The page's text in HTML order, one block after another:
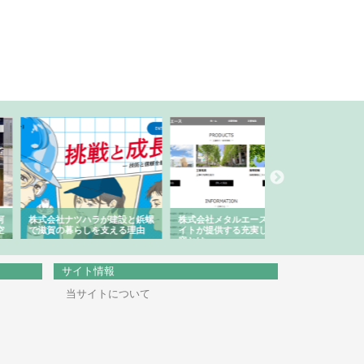
社ナツハラが建設と鋲螺
の暮らしを支える理由
株式会社メタルエースの企業サ
イトが提供する充実した情報内
容とは
サイト情報
当サイトについて